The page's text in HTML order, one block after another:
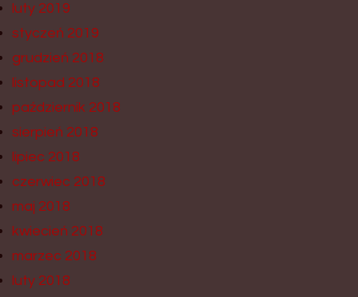
luty 2019
styczeń 2019
grudzień 2018
listopad 2018
październik 2018
sierpień 2018
lipiec 2018
czerwiec 2018
maj 2018
kwiecień 2018
marzec 2018
luty 2018